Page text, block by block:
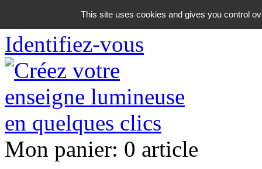
06 18 42 08 59
Identifiez-vous
Mon panier: 0 article
This site uses cookies and gives you control